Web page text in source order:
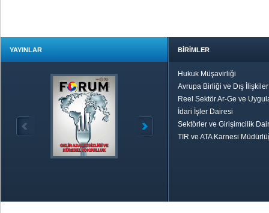
YAYINLAR BİRİMLER
Hukuk Müşavirliği
Avrupa Birliği ve Dış
Reel Sektör Ar-Ge ve
İdari İşler Dairesi
Sektörler ve Girişimcilik
TIR ve ATA Karnesi